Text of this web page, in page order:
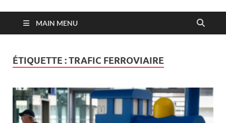
MAIN MENU
ÉTIQUETTE :TRAFIC FERROVIAIRE